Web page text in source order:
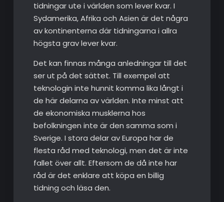
tidningar ute i världen som lever kvar. I
Sydamerika, Afrika och Asien är det några
av kontinenterna där tidningarna i allra
högsta grav lever kvar.
Det kan finnas många anledningar till det
ser ut på det sättet. Till exempel att
teknologin inte hunnit komma lika långt i
de här delarna av världen. Inte minst att
de ekonomiska musklerna hos
befolkningen inte är den samma som i
Sverige. I stora delar av Europa har de
flesta råd med teknologi, men det är inte
fallet över allt. Eftersom de då inte har
råd är det enklare att köpa en billig
tidning och läsa den.